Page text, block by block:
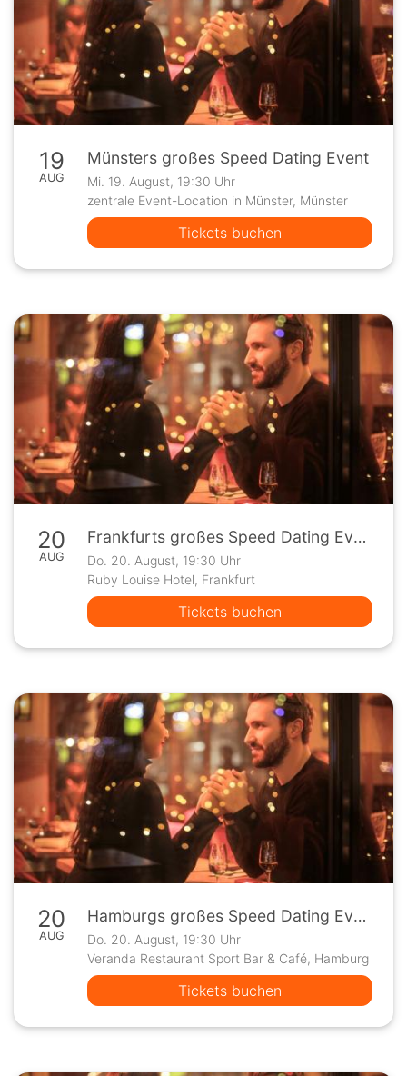
19
AUG
Münsters großes Speed Dating Event
Mi. 19. August, 19:30 Uhr
zentrale Event-Location in Münster, Münster
Tickets buchen
20
AUG
Frankfurts großes Speed Dating Event
Do. 20. August, 19:30 Uhr
Ruby Louise Hotel, Frankfurt
Tickets buchen
20
AUG
Hamburgs großes Speed Dating Event
Do. 20. August, 19:30 Uhr
Veranda Restaurant Sport Bar & Café, Hamburg
Tickets buchen